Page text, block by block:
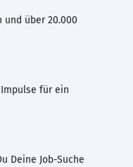
und über 20.000
für ein
Deine Job-Suche